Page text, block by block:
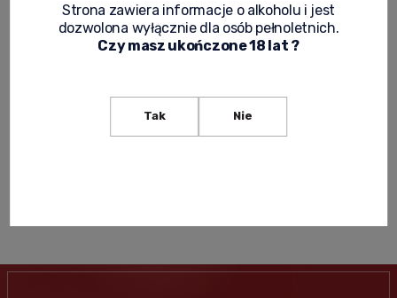
Strona zawiera informacje o alkoholu i jest
dozwolona wyłącznie dla osób pełnoletnich.
Czy masz ukończone 18 lat ?
Tak Nie